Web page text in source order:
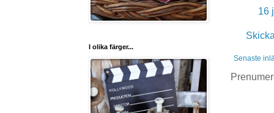
16
Senaste
I olika färger...